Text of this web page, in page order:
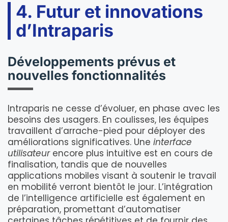
4. Futur et innovations
d’Intraparis
Développements prévus et
nouvelles fonctionnalités
Intraparis ne cesse d’évoluer, en phase avec les
besoins des usagers. En coulisses, les équipes
travaillent d’arrache-pied pour déployer des
améliorations significatives. Une interface
utilisateurencore plus intuitive est en cours de
finalisation, tandis que de nouvelles
applications mobiles visant à soutenir le travail
en mobilité verront bientôt le jour. L’intégration
de l’intelligence artificielle est également en
préparation, promettant d’automatiser